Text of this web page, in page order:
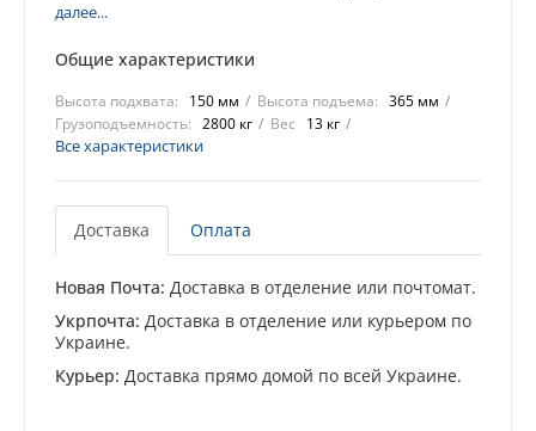
далее...
Общие характеристики
Высота подхвата: 150 мм Высота подъема: 365 мм
Грузоподъемность: 2800 кг Вес 13 кг
Все характеристики
Доставка Оплата
Новая Почта: Доставка в отделение или почтомат.
Укрпочта: Доставка в отделение или курьером по
Украине.
Курьер: Доставка прямо домой по всей Украине.